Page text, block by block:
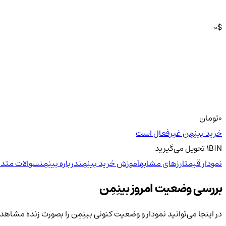
0$
0تومان
خرید بینِمِن غیرفعال است
1BIN تحویلمی‌گیرید
نمودار قیمتارزهای مشابهآموزش خرید بینِمِندرباره بینِمِنسوالات
بررسی وضعیت امروز بینِمِن
در اینجا می‌توانید نمودار و وضعیت کنونی بینِمِن را بصورت زنده